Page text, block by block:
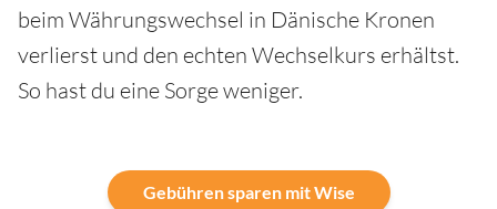
beim Währungswechsel in Dänische Kronen
verlierst und den echten Wechselkurs erhältst.
So hast du eine Sorge weniger.
Gebühren sparen mit Wise